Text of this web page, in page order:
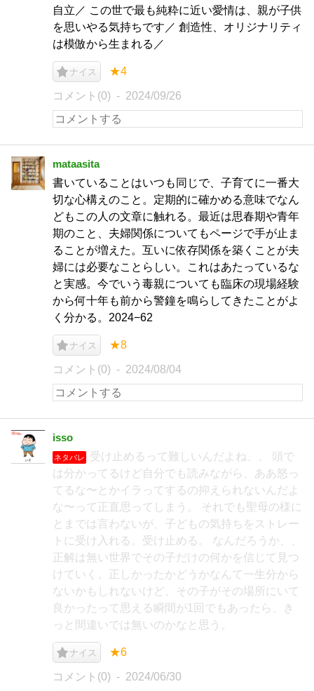
自立／ この世で最も純粋に近い愛情は、親が子供
を思いやる気持ちです／ 創造性、オリジナリティ
は模倣から生まれる／
ナイス ★4
コメント(0) 2024/09/26
mataasita
書いていることはいつも同じで、子育てに一番大
切な心構えのこと。定期的に確かめる意味でなん
どもこの人の文章に触れる。最近は思春期や青年
期のこと、夫婦関係についてもページで手が止ま
ることが増えた。互いに依存関係を築くことが夫
婦には必要なことらしい。これはあたっているな
と実感。今でいう毒親についても臨床の現場経験
から何十年も前から警鐘を鳴らしてきたことがよ
く分かる。2024−62
ナイス ★8
コメント(0) 2024/08/04
isso
ネタバレ
受け止めるって難しいんだよね、、 頭で
は分かってるけど自分でも読みながら、ああ怒っ
てるな〜とかイラってするの抑えられないんだよ
な〜って正直思ってしまう。 それでも聖母の様に
とまでは言わないが、子どもの気持ちをストレー
トに受け入れる。受け止める。 なんだろうか、、
正解は無い世界でその子だけの何かを信じて見つ
けていく。正しかったかどうかなんて一生分から
ないかもしれないけど、その子がその場所にいて
良かったって思える瞬間が1回でもあったら、き
っと間違いでは無いのかなと思う。
ナイス ★6
コメント(0) 2024/06/30